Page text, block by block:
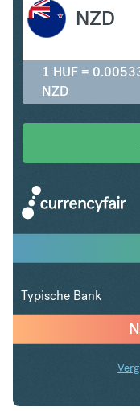
NZD
1 HUF =
NZD
Typische Bank
HUF